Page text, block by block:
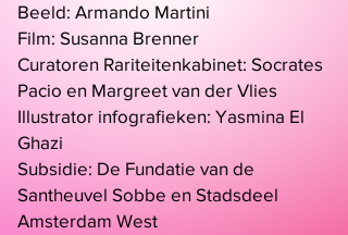
Beeld: Armando Martini
Film: Susanna Brenner
Curatoren Rariteitenkabinet: Socrates
Pacio en Margreet van der Vlies
Illustrator infografieken: Yasmina El
Ghazi
Subsidie: De Fundatie van de
Santheuvel Sobbe en Stadsdeel
Amsterdam West